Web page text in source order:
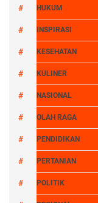
HUKUM
INSPIRASI
KESEHATAN
KULINER
NASIONAL
OLAH RAGA
PENDIDIKAN
PERTANIAN
POLITIK